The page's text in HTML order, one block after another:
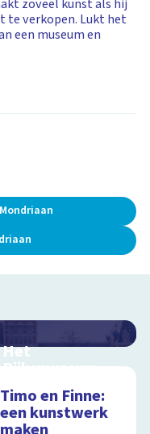
zoveel kunst als hij
te verkopen. Lukt het
een museum en
Het
Rijksmuseum
schoolplaat in en om
het Rijksmuseum
Timo en Finne:
een kunstwerk